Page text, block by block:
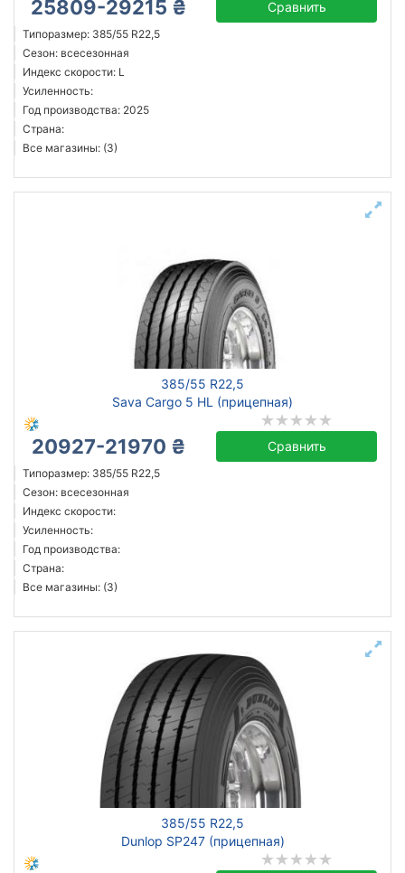
25809-29215 ₴ Сравнить
Типоразмер: 385/55 R22,5
Сезон: всесезонная
Индекс скорости: L
Усиленность:
Год производства: 2025
Страна:
Все магазины: (3)
385/55 R22,5
Sava Cargo 5 HL (прицепная)
20927-21970 ₴ Сравнить
Типоразмер: 385/55 R22,5
Сезон: всесезонная
Индекс скорости:
Усиленность:
Год производства:
Страна:
Все магазины: (3)
385/55 R22,5
Dunlop SP247 (прицепная)